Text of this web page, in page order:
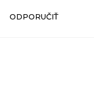
ODPORUČIŤ